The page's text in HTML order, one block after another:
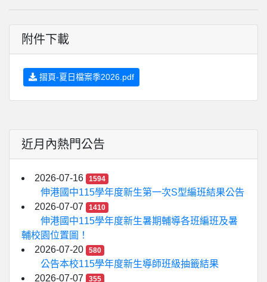
附件下載
摺頁-夏日檔案季2026.pdf
近月內熱門公告
2026-07-16 1594
伸港國中115學年度新生第一次S型編班結果公告
2026-07-07
1410
伸港國中115學年度新生暑期輔導各班編班及暑
輔校園位置圖！
2026-07-20
580
公告本校115學年度新生導師班級抽籤結果
2026-07-07
355